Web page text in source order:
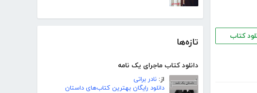
تازه‌ها
دانلود کتاب ماجرای یک نامه
از: نادر براتی
دانلود رایگان بهترین کتاب‌های داستان
کتاب